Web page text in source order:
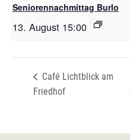
Seniorennachmittag Burlo
13. August 15:00
Café Lichtblick am
Friedhof